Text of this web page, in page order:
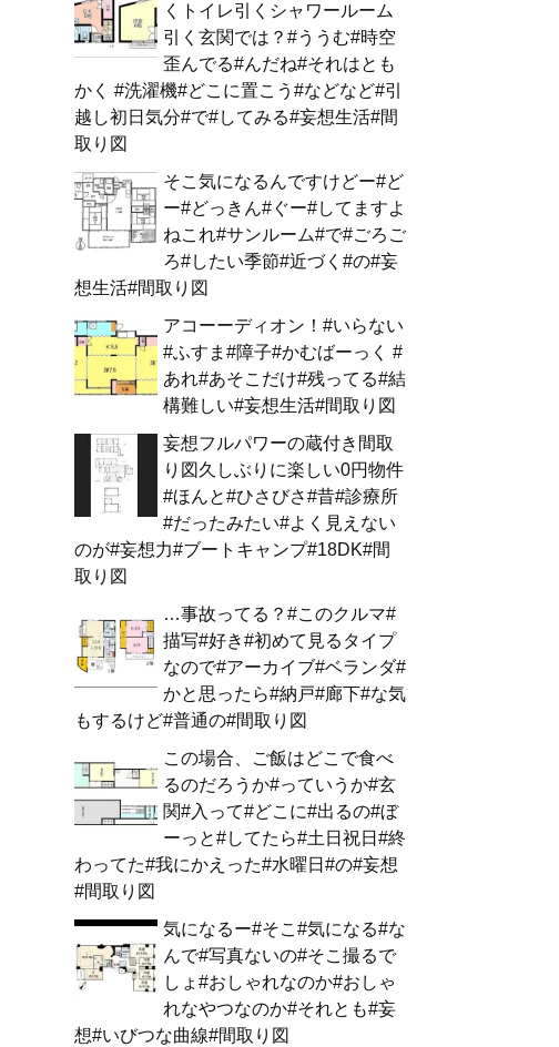
くトイレ引くシャワールーム
引く玄関では？#ううむ#時空
歪んでる#んだね#それはとも
かく #洗濯機#どこに置こう#などなど#引
越し初日気分#で#してみる#妄想生活#間
取り図
そこ気になるんですけどー#ど
ー#どっきん#ぐー#してますよ
ねこれ#サンルーム#で#ごろご
ろ#したい季節#近づく#の#妄
想生活#間取り図
アコーーディオン！#いらない
#ふすま#障子#かむばーっく #
あれ#あそこだけ#残ってる#結
構難しい#妄想生活#間取り図
妄想フルパワーの蔵付き間取
り図久しぶりに楽しい0円物件
#ほんと#ひさびさ#昔#診療所
#だったみたい#よく見えない
のが#妄想力#ブートキャンプ#18DK#間
取り図
…事故ってる？#このクルマ#
描写#好き#初めて見るタイプ
なので#アーカイブ#ベランダ#
かと思ったら#納戸#廊下#な気
もするけど#普通の#間取り図
この場合、ご飯はどこで食べ
るのだろうか#っていうか#玄
関#入って#どこに#出るの#ぼ
ーっと#してたら#土日祝日#終
わってた#我にかえった#水曜日#の#妄想
#間取り図
気になるー#そこ#気になる#な
んで#写真ないの#そこ撮るで
しょ#おしゃれなのか#おしゃ
れなやつなのか#それとも#妄
想#いびつな曲線#間取り図